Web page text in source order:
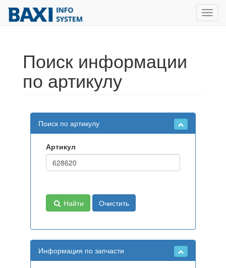
Поиск информации
по артикулу
Поиск по артикулу
Артикул
Найти Очистить
Информация по запчасти